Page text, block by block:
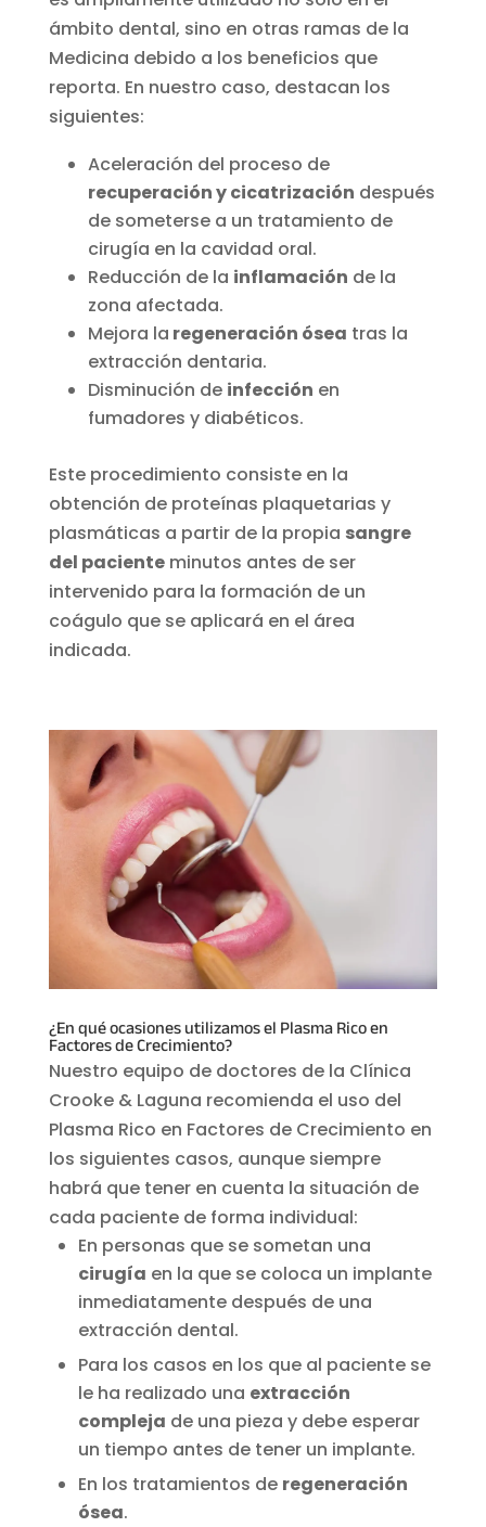
ámbito dental, sino en otras ramas de la
Medicina debido a los beneficios que
reporta. En nuestro caso, destacan los
siguientes:
Aceleración del proceso de
recuperación y cicatrización después
de someterse a un tratamiento de
cirugía en la cavidad oral.
Reducción de la inflamación de la
zona afectada.
Mejora la regeneración ósea tras la
extracción dentaria.
Disminución de infección en
fumadores y diabéticos.
Este procedimiento consiste en la
obtención de proteínas plaquetarias y
plasmáticas a partir de la propia sangre
del pacienteminutos antes de ser
intervenido para la formación de un
coágulo que se aplicará en el área
indicada.
¿En qué ocasiones utilizamos el Plasma Rico en
Factores de Crecimiento?
Nuestro equipo de doctores de la Clínica
Crooke & Laguna recomienda el uso del
Plasma Rico en Factores de Crecimiento en
los siguientes casos, aunque siempre
habrá que tener en cuenta la situación de
cada paciente de forma individual:
En personas que se sometan una
cirugía en la que se coloca un implante
inmediatamente después de una
extracción dental.
Para los casos en los que al paciente se
le ha realizado una extracción
compleja de una pieza y debe esperar
un tiempo antes de tener un implante.
En los tratamientos de regeneración
ósea.